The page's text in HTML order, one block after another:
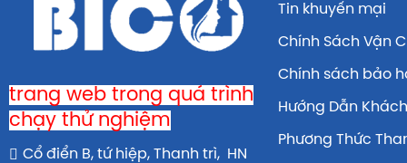
trang web trong quá trình
chạy thử nghiệm
Cổ điển B, tứ hiệp, Thanh trì, HN
Tin khuyến mại
Chính Sách Vận
Chính sách bảo
Hướng Dẫn
Phương Thức